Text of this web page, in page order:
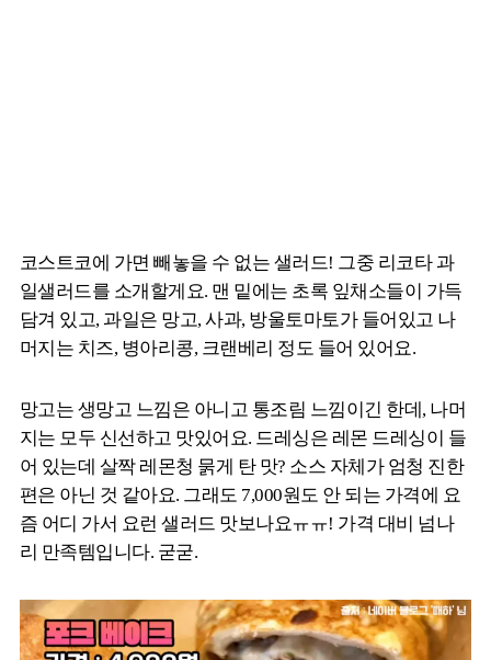
코스트코에 가면 빼놓을 수 없는 샐러드! 그중 리코타 과
일샐러드를 소개할게요. 맨 밑에는 초록 잎채소들이 가득
담겨 있고, 과일은 망고, 사과, 방울토마토가 들어있고 나
머지는 치즈, 병아리콩, 크랜베리 정도 들어 있어요.
망고는 생망고 느낌은 아니고 통조림 느낌이긴 한데, 나머
지는 모두 신선하고 맛있어요. 드레싱은 레몬 드레싱이 들
어 있는데 살짝 레몬청 묽게 탄 맛? 소스 자체가 엄청 진한
편은 아닌 것 같아요. 그래도 7,000원도 안 되는 가격에 요
즘 어디 가서 요런 샐러드 맛보나요ㅠㅠ! 가격 대비 넘나
리 만족템입니다. 굳굳.